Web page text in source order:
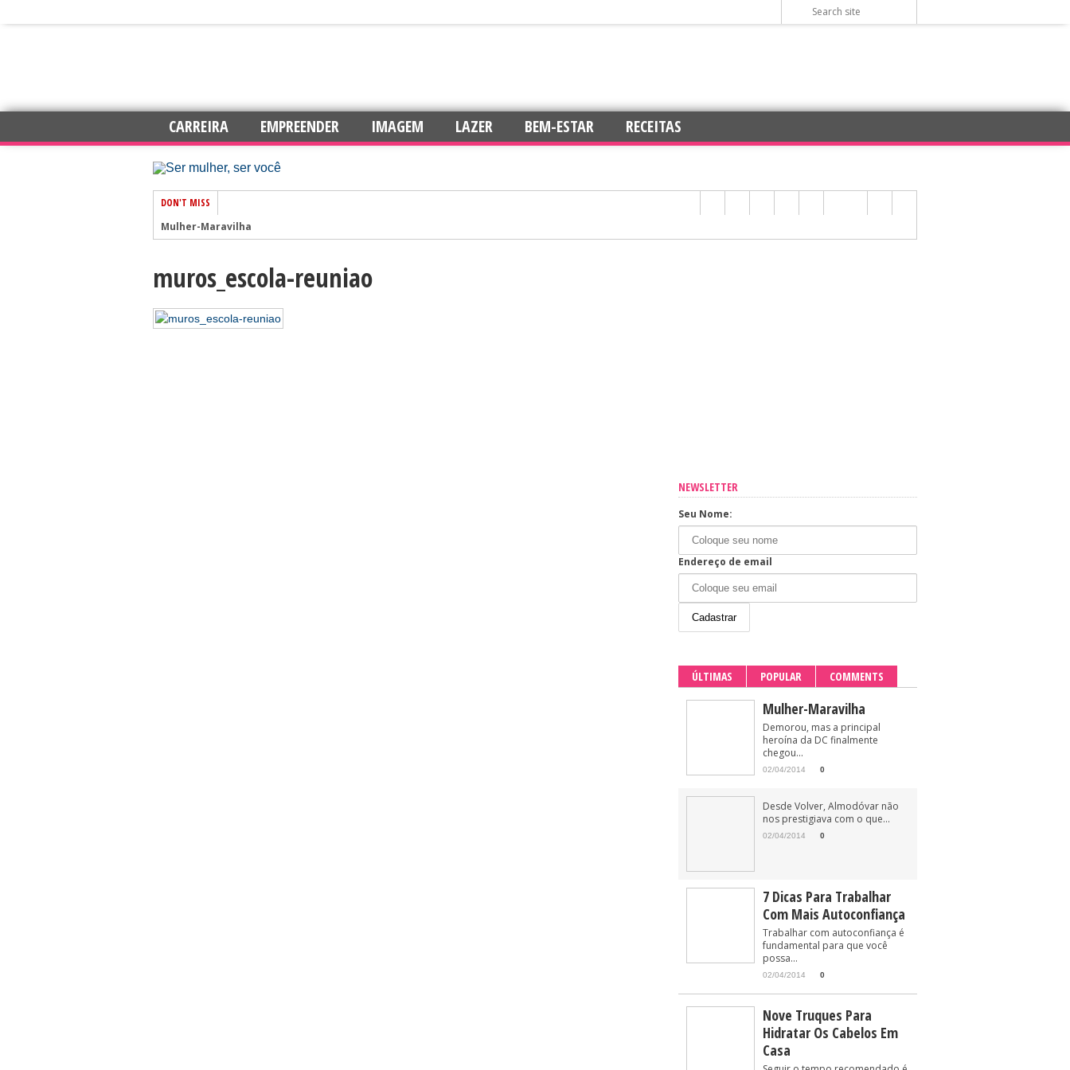
CARREIRA EMPREENDER IMAGEM LAZER BEM-ESTAR RECEITAS
DON'T MISS
Mulher-Maravilha
7 dicas para trabalhar com mais autoconfiança
Esperança
muros_escola-reuniao
NEWSLETTER
Seu Nome:
Endereço de email
ÚLTIMAS POPULAR COMMENTS
Mulher-Maravilha
Demorou, mas a principal
heroína da DC finalmente
chegou...
02/04/2014 0
Desde Volver, Almodóvar não
nos prestigiava com o que...
02/04/2014 0
7 Dicas Para Trabalhar
Com Mais Autoconfiança
Trabalhar com autoconfiança é
fundamental para que você
possa...
02/04/2014 0
Nove Truques Para
Hidratar Os Cabelos Em
Casa